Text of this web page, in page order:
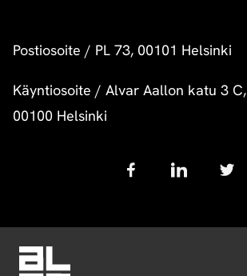
Postiosoite / PL 73, 00101 Helsinki
Käyntiosoite / Alvar Aallon katu 3 C,
00100 Helsinki